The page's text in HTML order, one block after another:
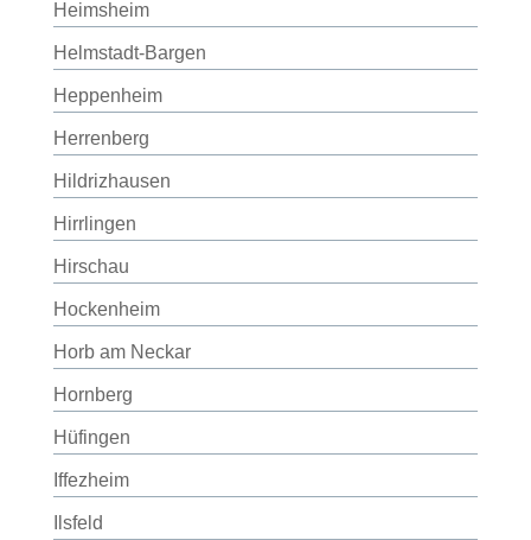
Heimsheim
Helmstadt-Bargen
Heppenheim
Herrenberg
Hildrizhausen
Hirrlingen
Hirschau
Hockenheim
Horb am Neckar
Hornberg
Hüfingen
Iffezheim
Ilsfeld